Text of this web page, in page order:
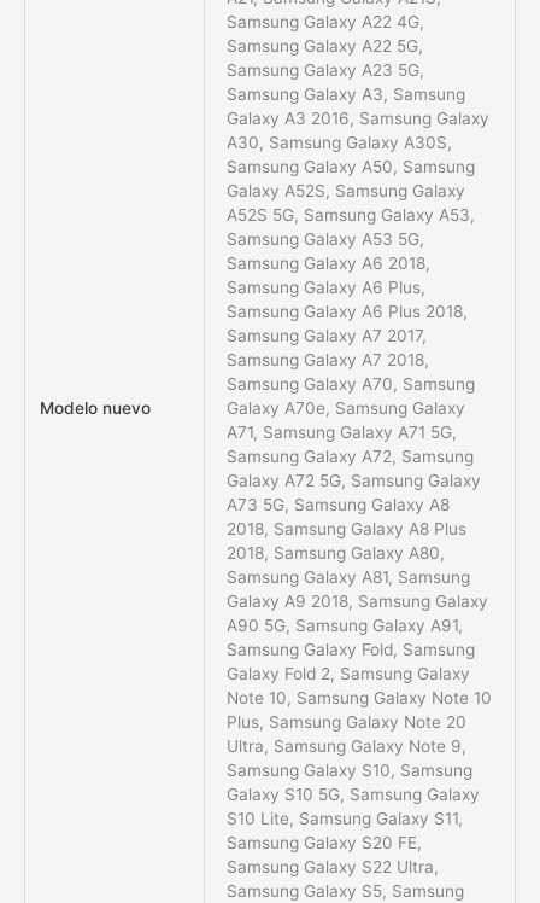
Modelo nuevo
Samsung Galaxy A22 4G,
Samsung Galaxy A22 5G,
Samsung Galaxy A23 5G,
Samsung Galaxy A3, Samsung
Galaxy A3 2016, Samsung Galaxy
A30, Samsung Galaxy A30S,
Samsung Galaxy A50, Samsung
Galaxy A52S, Samsung Galaxy
A52S 5G, Samsung Galaxy A53,
Samsung Galaxy A53 5G,
Samsung Galaxy A6 2018,
Samsung Galaxy A6 Plus,
Samsung Galaxy A6 Plus 2018,
Samsung Galaxy A7 2017,
Samsung Galaxy A7 2018,
Samsung Galaxy A70, Samsung
Galaxy A70e, Samsung Galaxy
A71, Samsung Galaxy A71 5G,
Samsung Galaxy A72, Samsung
Galaxy A72 5G, Samsung Galaxy
A73 5G, Samsung Galaxy A8
2018, Samsung Galaxy A8 Plus
2018, Samsung Galaxy A80,
Samsung Galaxy A81, Samsung
Galaxy A9 2018, Samsung Galaxy
A90 5G, Samsung Galaxy A91,
Samsung Galaxy Fold, Samsung
Galaxy Fold 2, Samsung Galaxy
Note 10, Samsung Galaxy Note 10
Plus, Samsung Galaxy Note 20
Ultra, Samsung Galaxy Note 9,
Samsung Galaxy S10, Samsung
Galaxy S10 5G, Samsung Galaxy
S10 Lite, Samsung Galaxy S11,
Samsung Galaxy S20 FE,
Samsung Galaxy S22 Ultra,
Samsung Galaxy S5, Samsung